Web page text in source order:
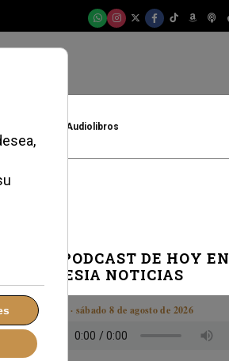
Audiolibros
EL PODCAST DE HOY EN
IGLESIA NOTICIAS
Boletín · sábado 8 de agosto de 2026